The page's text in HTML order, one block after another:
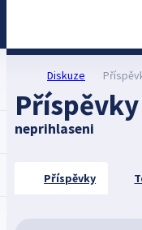
Diskuze
neprihlaseni
Příspěvky